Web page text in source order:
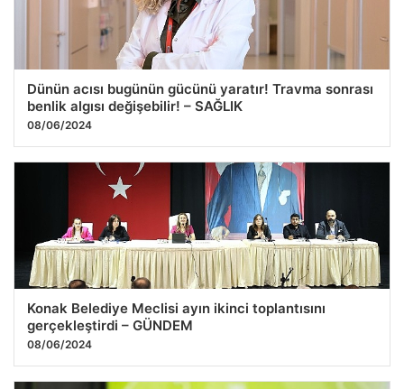
Dünün acısı bugünün gücünü yaratır! Travma sonrası
benlik algısı değişebilir! – SAĞLIK
08/06/2024
Konak Belediye Meclisi ayın ikinci toplantısını
gerçekleştirdi – GÜNDEM
08/06/2024